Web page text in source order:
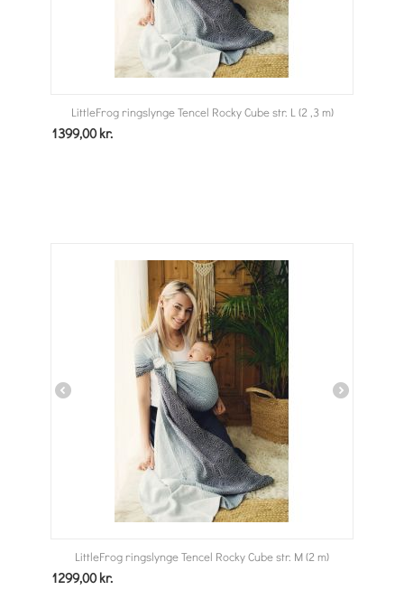
LittleFrog ringslynge Tencel Rocky Cube str. L (2 ,3 m)
1399,00 kr.
LittleFrog ringslynge Tencel Rocky Cube str. M (2 m)
1299,00 kr.